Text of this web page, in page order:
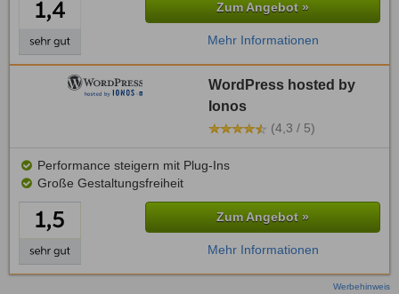
Zum Angebot »
Mehr Informationen
WordPress hosted by
Ionos
(4,3 / 5)
Performance steigern mit Plug-Ins
Große Gestaltungsfreiheit
Zum Angebot »
Mehr Informationen
Werbehinweis